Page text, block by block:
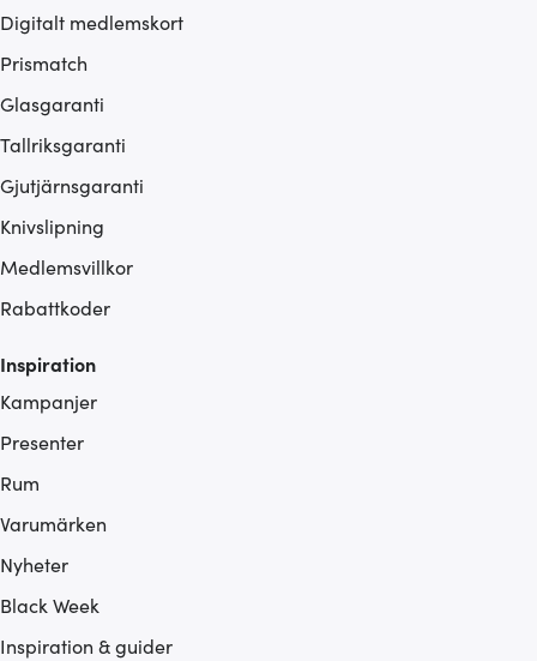
Digitalt medlemskort
Prismatch
Glasgaranti
Tallriksgaranti
Gjutjärnsgaranti
Knivslipning
Medlemsvillkor
Rabattkoder
Inspiration
Kampanjer
Presenter
Rum
Varumärken
Nyheter
Black Week
Inspiration & guider